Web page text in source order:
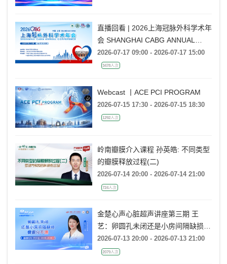
直播回看 | 2026上海冠脉外科学术年
会 SHANGHAI CABG ANNUAL
CONFERENCE
2026-07-17 09:00 - 2026-07-17 15:00
3478人次
Webcast 丨ACE PCI PROGRAM
2026-07-15 17:30 - 2026-07-15 18:30
1292人次
岭南瓣膜介入课程 孙英皓: 不同类型
的瓣膜释放过程(二)
2026-07-14 20:00 - 2026-07-14 21:00
724人次
金楚心声心脏超声讲座第三期 王
艺：卵圆孔未闭还是小房间隔缺损，
傻傻分不清
2026-07-13 20:00 - 2026-07-13 21:00
2079人次